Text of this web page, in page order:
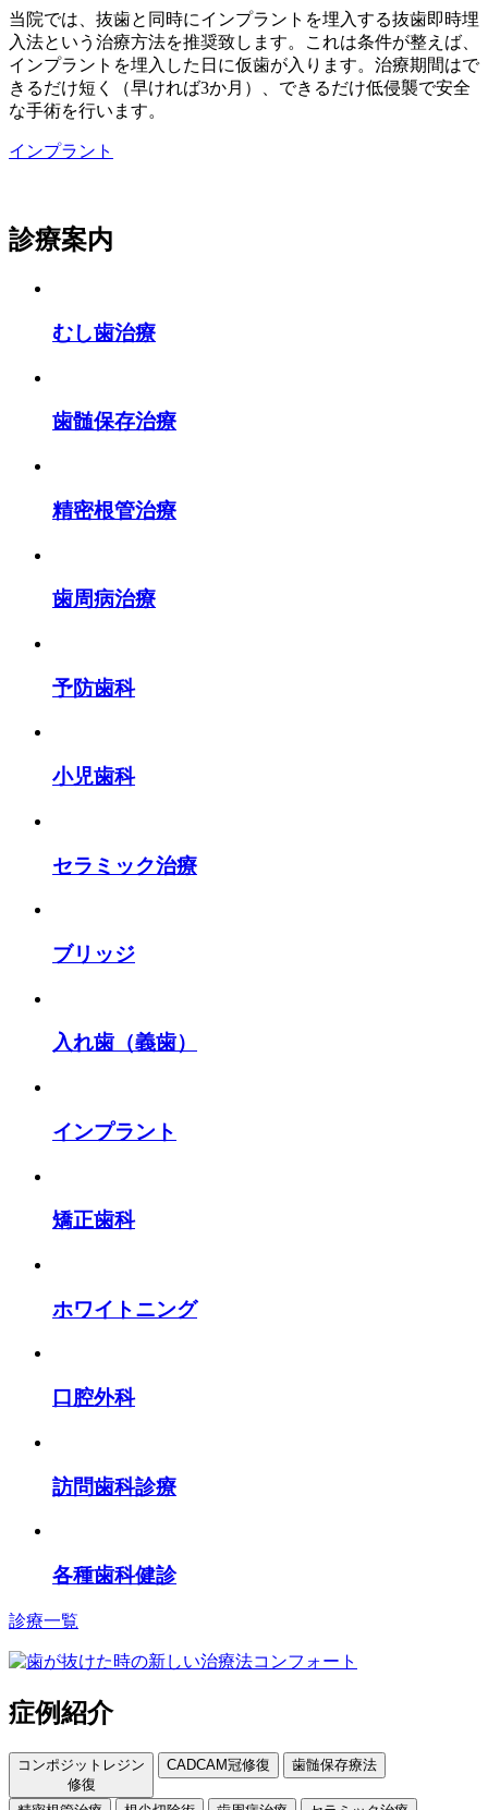
当院では、抜歯と同時にインプラントを埋入する抜歯即時埋
入法という治療方法を推奨致します。これは条件が整えば、
インプラントを埋入した日に仮歯が入ります。治療期間はで
きるだけ短く（早ければ3か月）、できるだけ低侵襲で安全
な手術を行います。
インプラント
診療案内
むし歯治療
歯髄保存治療
精密根管治療
歯周病治療
予防歯科
小児歯科
セラミック治療
ブリッジ
入れ歯（義歯）
インプラント
矯正歯科
ホワイトニング
口腔外科
訪問歯科診療
各種歯科健診
診療一覧
症例紹介
コンポジットレジン
修復
CADCAM冠修復 歯髄保存療法